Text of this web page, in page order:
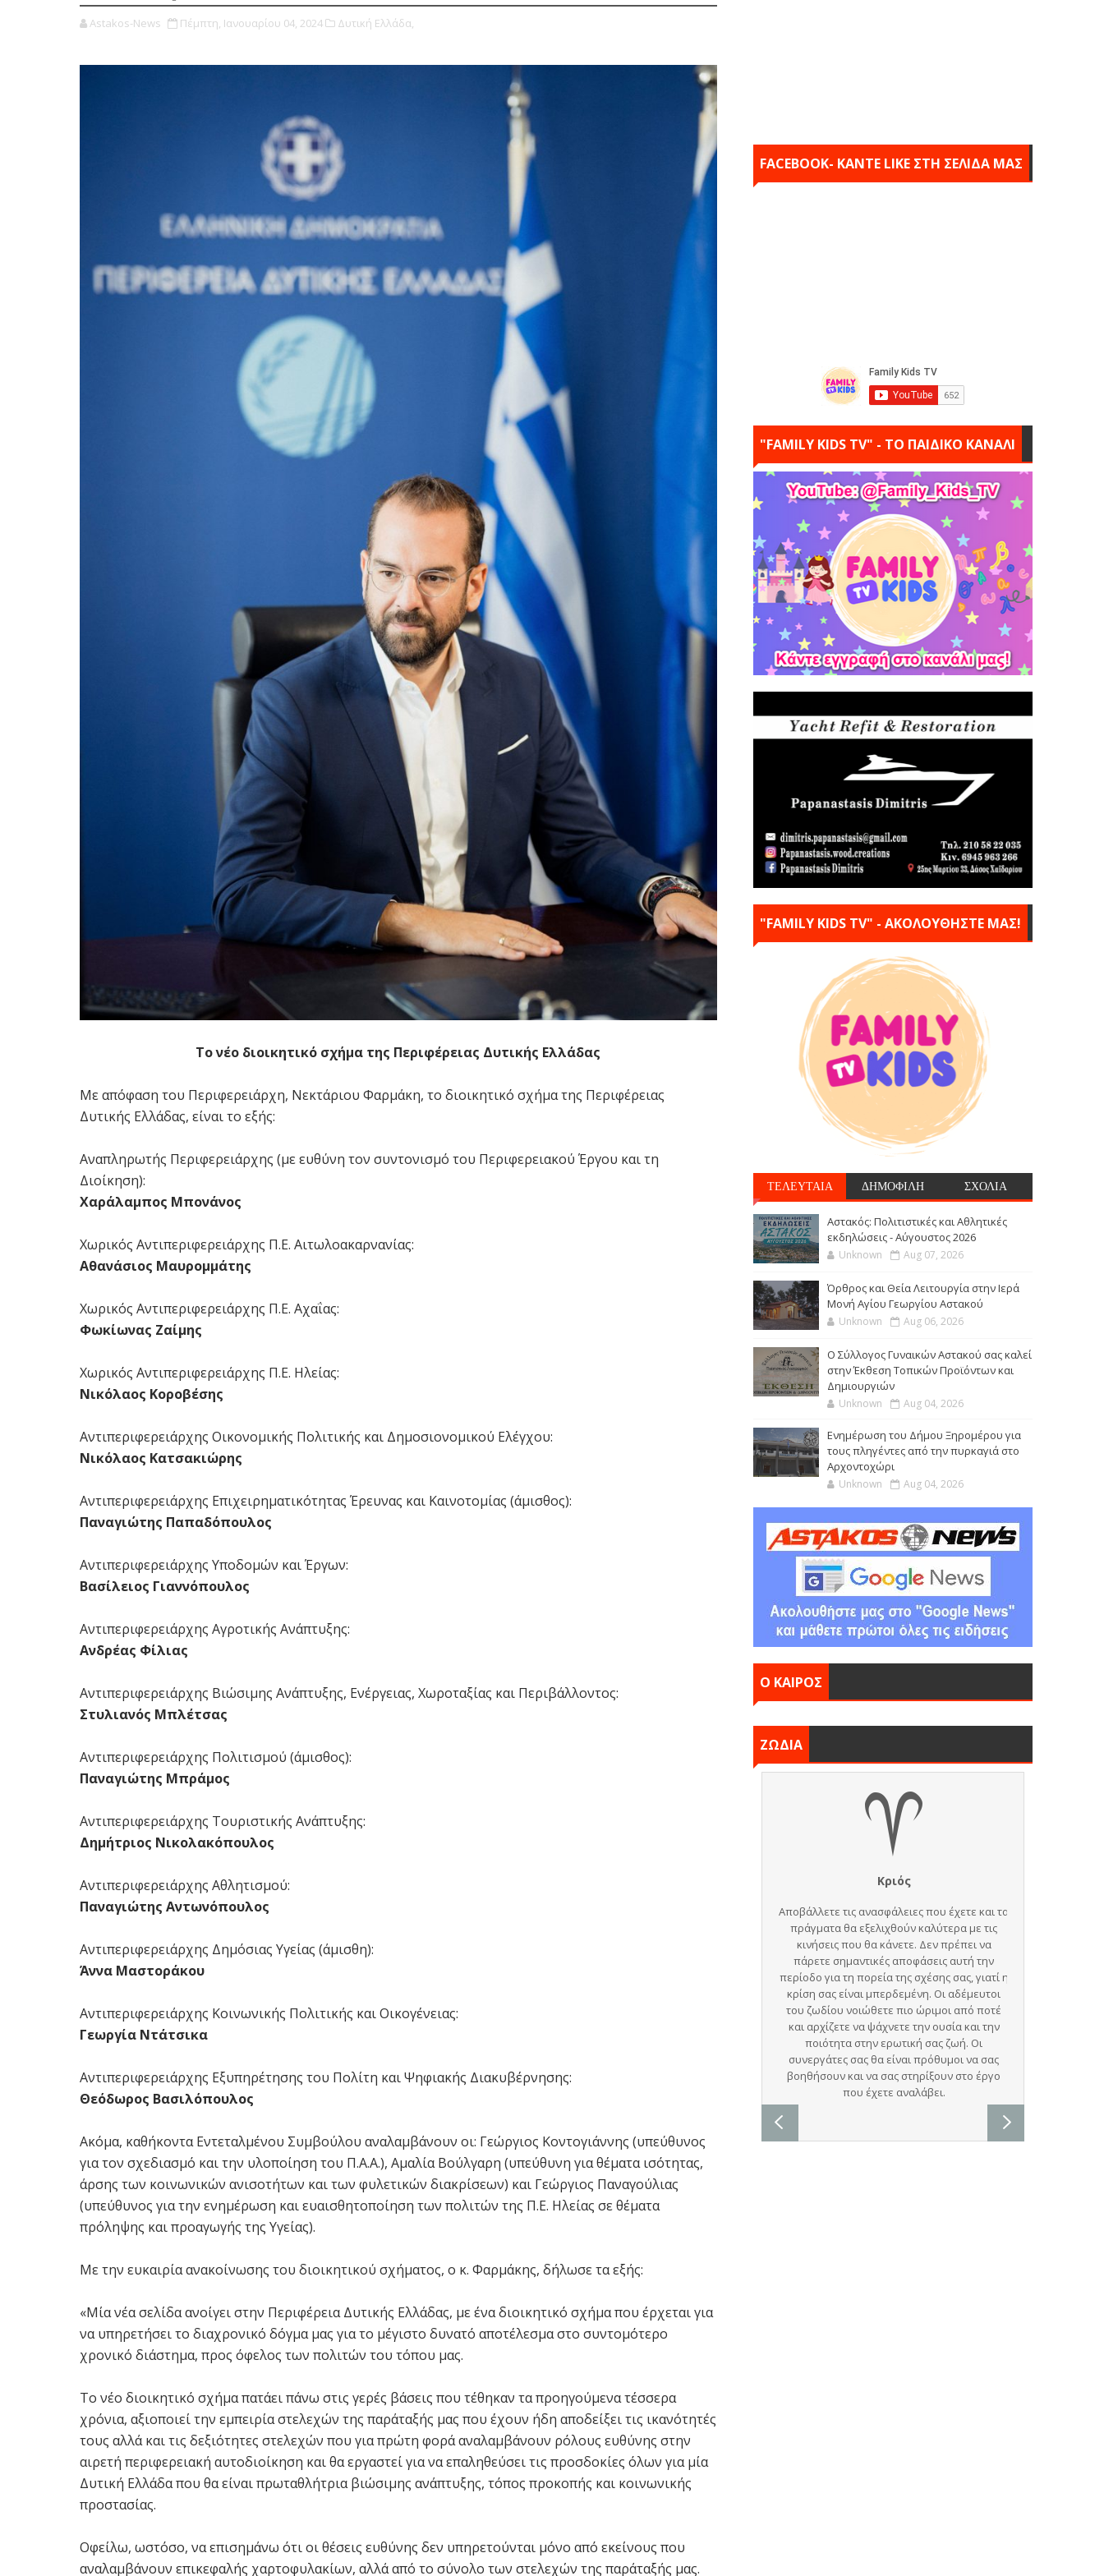
Astakos-News Πέμπτη, Ιανουαρίου 04, 2024 Δυτική Ελλάδα,
Το νέο διοικητικό σχήμα της Περιφέρειας Δυτικής Ελλάδας
Με απόφαση του Περιφερειάρχη, Νεκτάριου Φαρμάκη, το διοικητικό σχήμα της Περιφέρειας
Δυτικής Ελλάδας, είναι το εξής:
Αναπληρωτής Περιφερειάρχης (με ευθύνη τον συντονισμό του Περιφερειακού Έργου και τη
Διοίκηση):
Χαράλαμπος Μπονάνος
Χωρικός Αντιπεριφερειάρχης Π.Ε. Αιτωλοακαρνανίας:
Αθανάσιος Μαυρομμάτης
Χωρικός Αντιπεριφερειάρχης Π.Ε. Αχαΐας:
Φωκίωνας Ζαίμης
Χωρικός Αντιπεριφερειάρχης Π.Ε. Ηλείας:
Νικόλαος Κοροβέσης
Αντιπεριφερειάρχης Οικονομικής Πολιτικής και Δημοσιονομικού Ελέγχου:
Νικόλαος Κατσακιώρης
Αντιπεριφερειάρχης Επιχειρηματικότητας Έρευνας και Καινοτομίας (άμισθος):
Παναγιώτης Παπαδόπουλος
Αντιπεριφερειάρχης Υποδομών και Έργων:
Βασίλειος Γιαννόπουλος
Αντιπεριφερειάρχης Αγροτικής Ανάπτυξης:
Ανδρέας Φίλιας
Αντιπεριφερειάρχης Βιώσιμης Ανάπτυξης, Ενέργειας, Χωροταξίας και Περιβάλλοντος:
Στυλιανός Μπλέτσας
Αντιπεριφερειάρχης Πολιτισμού (άμισθος):
Παναγιώτης Μπράμος
Αντιπεριφερειάρχης Τουριστικής Ανάπτυξης:
Δημήτριος Νικολακόπουλος
Αντιπεριφερειάρχης Αθλητισμού:
Παναγιώτης Αντωνόπουλος
Αντιπεριφερειάρχης Δημόσιας Υγείας (άμισθη):
Άννα Μαστοράκου
Αντιπεριφερειάρχης Κοινωνικής Πολιτικής και Οικογένειας:
Γεωργία Ντάτσικα
Αντιπεριφερειάρχης Εξυπηρέτησης του Πολίτη και Ψηφιακής Διακυβέρνησης:
Θεόδωρος Βασιλόπουλος
Ακόμα, καθήκοντα Εντεταλμένου Συμβούλου αναλαμβάνουν οι: Γεώργιος Κοντογιάννης (υπεύθυνος
για τον σχεδιασμό και την υλοποίηση του Π.Α.Α.), Αμαλία Βούλγαρη (υπεύθυνη για θέματα ισότητας,
άρσης των κοινωνικών ανισοτήτων και των φυλετικών διακρίσεων) και Γεώργιος Παναγούλιας
(υπεύθυνος για την ενημέρωση και ευαισθητοποίηση των πολιτών της Π.Ε. Ηλείας σε θέματα
πρόληψης και προαγωγής της Υγείας).
Με την ευκαιρία ανακοίνωσης του διοικητικού σχήματος, ο κ. Φαρμάκης, δήλωσε τα εξής:
«Μία νέα σελίδα ανοίγει στην Περιφέρεια Δυτικής Ελλάδας, με ένα διοικητικό σχήμα που έρχεται για
να υπηρετήσει το διαχρονικό δόγμα μας για το μέγιστο δυνατό αποτέλεσμα στο συντομότερο
χρονικό διάστημα, προς όφελος των πολιτών του τόπου μας.
Το νέο διοικητικό σχήμα πατάει πάνω στις γερές βάσεις που τέθηκαν τα προηγούμενα τέσσερα
χρόνια, αξιοποιεί την εμπειρία στελεχών της παράταξής μας που έχουν ήδη αποδείξει τις ικανότητές
τους αλλά και τις δεξιότητες στελεχών που για πρώτη φορά αναλαμβάνουν ρόλους ευθύνης στην
αιρετή περιφερειακή αυτοδιοίκηση και θα εργαστεί για να επαληθεύσει τις προσδοκίες όλων για μία
Δυτική Ελλάδα που θα είναι πρωταθλήτρια βιώσιμης ανάπτυξης, τόπος προκοπής και κοινωνικής
προστασίας.
Οφείλω, ωστόσο, να επισημάνω ότι οι θέσεις ευθύνης δεν υπηρετούνται μόνο από εκείνους που
αναλαμβάνουν επικεφαλής χαρτοφυλακίων, αλλά από το σύνολο των στελεχών της παράταξής μας.
FACEBOOK- KANTE LIKE ΣΤΗ ΣΕΛΙΔΑ ΜΑΣ
"FAMILY KIDS TV" - ΤΟ ΠΑΙΔΙΚΟ ΚΑΝΑΛΙ
"FAMILY KIDS TV" - ΑΚΟΛΟΥΘΗΣΤΕ ΜΑΣ!
ΤΕΛΕΥΤΑΙΑ ΔΗΜΟΦΙΛΗ ΣΧΟΛΙΑ
Αστακός: Πολιτιστικές και Αθλητικές
εκδηλώσεις - Αύγουστος 2026
Unknown Aug 07, 2026
Όρθρος και Θεία Λειτουργία στην Ιερά
Μονή Αγίου Γεωργίου Αστακού
Unknown Aug 06, 2026
Ο Σύλλογος Γυναικών Αστακού σας καλεί
στην Έκθεση Τοπικών Προϊόντων και
Δημιουργιών
Unknown Aug 04, 2026
Ενημέρωση του Δήμου Ξηρομέρου για
τους πληγέντες από την πυρκαγιά στο
Αρχοντοχώρι
Unknown Aug 04, 2026
Ο ΚΑΙΡΟΣ
ΖΩΔΙΑ